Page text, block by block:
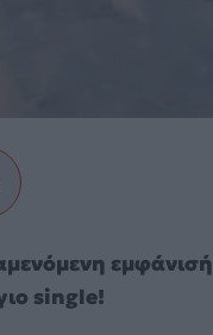
εμφάνισή
single!